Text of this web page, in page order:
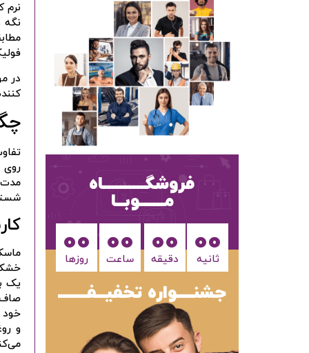
فروشگــــــــــاه
مــــــوبــا
00
روزها
00
ساعت‌
00
دقیقه
00
ثانیه
جشنــــواره تخفیــفـــــــ
نرم
نگه
در
یک
خود
و